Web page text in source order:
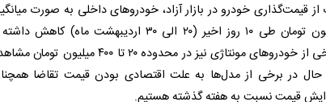
قیمت‌گذاری خودرو در بازار آزاد، خودروهای داخلی به صورت
بین ۳۰ تا ۲۰۰ میلیون تومان طی ۱۰ روز اخیر (۲۰ الی ۳۰ اردیبهشت ماه) کاهش
کاهش قیمت در برخی از خودروهای مونتاژی نیز در محدوده ۲۰ تا ۴۰۰ میلیون
در برخی از مدل‌ها به علت اقتصادی بودن قیمت تقاضا
قیمت نسبت به هفته گذشته هستیم.